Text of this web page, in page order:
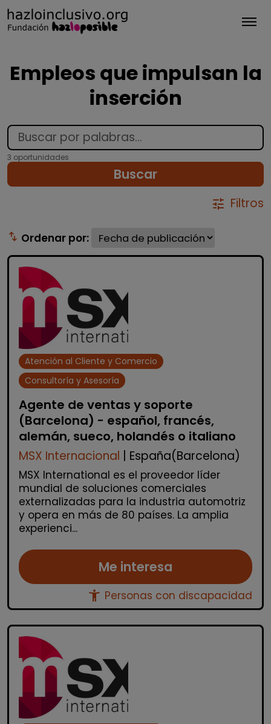
Empleos que impulsan la
inserción
3 oportunidades
Buscar
tune Filtros
swap_vert Ordenar por:
Atención al Cliente y Comercio
Consultoría y Asesoría
Agente de ventas y soporte
(Barcelona) - español, francés,
alemán, sueco, holandés o italiano
MSX Internacional | España(Barcelona)
MSX International es el proveedor líder
mundial de soluciones comerciales
externalizadas para la industria automotriz
y opera en más de 80 países. La amplia
experienci...
Me interesa
accessibility_new Personas con discapacidad